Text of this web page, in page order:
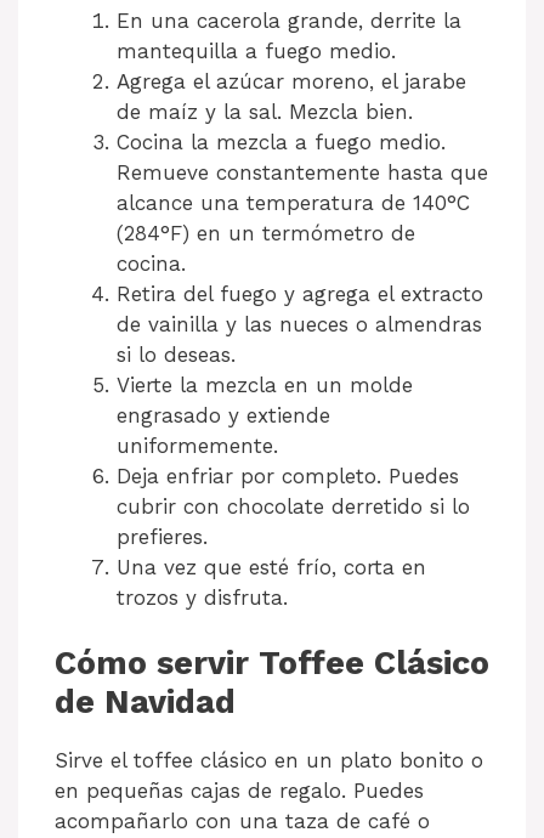
En una cacerola grande, derrite la
mantequilla a fuego medio.
Agrega el azúcar moreno, el jarabe
de maíz y la sal. Mezcla bien.
Cocina la mezcla a fuego medio.
Remueve constantemente hasta que
alcance una temperatura de 140°C
(284°F) en un termómetro de
cocina.
Retira del fuego y agrega el extracto
de vainilla y las nueces o almendras
si lo deseas.
Vierte la mezcla en un molde
engrasado y extiende
uniformemente.
Deja enfriar por completo. Puedes
cubrir con chocolate derretido si lo
prefieres.
Una vez que esté frío, corta en
trozos y disfruta.
Cómo servir Toffee Clásico
de Navidad
Sirve el toffee clásico en un plato bonito o
en pequeñas cajas de regalo. Puedes
acompañarlo con una taza de café o